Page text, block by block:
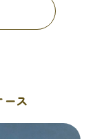
ス